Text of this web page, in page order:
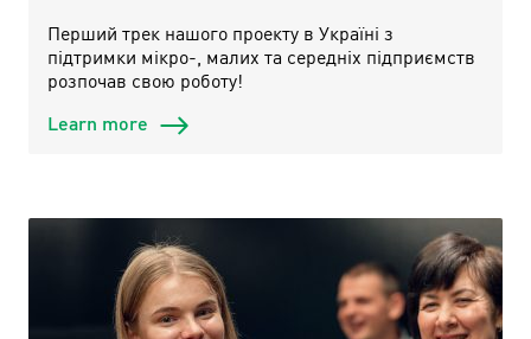
Перший трек нашого проекту в Україні з
підтримки мікро-, малих та середніх підприємств
розпочав свою роботу!
Learn more